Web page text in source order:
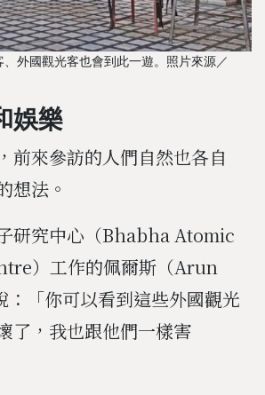
外國觀光客也會到此一遊。照片來源／
娛樂
前來參訪的人們自然也各自
想法。
研究中心（Bhabha Atomic
）工作的佩爾斯（Arun
「你可以看到這些外國觀光
了，我也跟他們一樣害